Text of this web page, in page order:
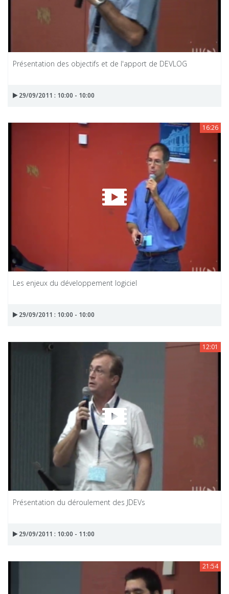
Présentation des objectifs et de l'apport de DEVLOG
29/09/2011 : 10:00 - 10:00
16:26
Les enjeux du développement logiciel
29/09/2011 : 10:00 - 10:00
12:01
Présentation du déroulement des JDEVs
29/09/2011 : 10:00 - 11:00
21:54